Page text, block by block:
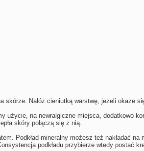
skórze. Nałóż cieniutką warstwę, jeżeli okaże
użycie, na newralgiczne miejsca, dodatkowo
skóry połączą się z nią.
Podkład mineralny możesz też nakładać na
podkładu przybierze wtedy postać